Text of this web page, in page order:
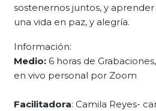
sostenernos juntos, y
una vida en paz, y alegría.
Información:
Medio: 6 horas de Grabaciones,
en vivo personal por Zoom
Facilitadora: Camila Reyes-